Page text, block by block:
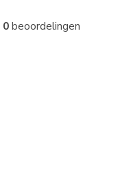
0beoordelingen